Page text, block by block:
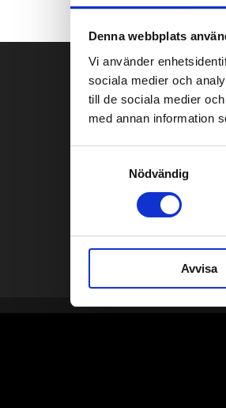
Denna webbplats
Vi använder
sociala medier och
till de sociala medier
med annan information
Nödvändig
Avvisa